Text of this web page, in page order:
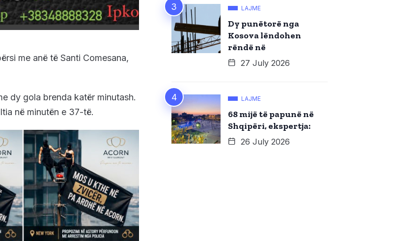
me anë të Santi Comesana,
dy gola brenda katër minutash.
në minutën e 37-të.
LAJME
Dy punëtorë nga
Kosova lëndohen
rëndë në
27 July 2026
LAJME
68 mijë të papunë në
Shqipëri, ekspertja:
26 July 2026